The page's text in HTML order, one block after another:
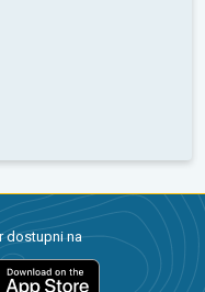
dostupni na